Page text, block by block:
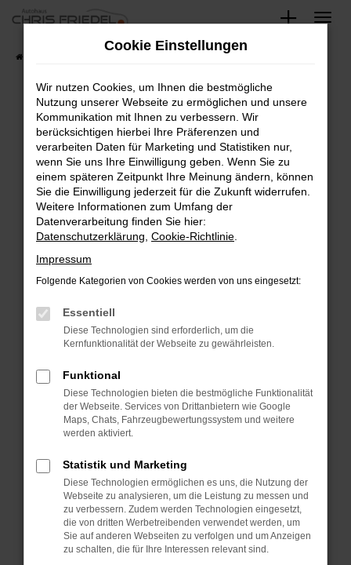
Zum
springen
Fahrzeugsuche
Fehler: Network Error
Beim Laden ist ein Fehler aufgetreten.
Hier sind ein paar Tipps, die dir helfen können:
Überprüfe deine Firewall und deine
Internetverbindung.
Laden andere Webseiten, zum Beispiel deine
Suchmaschine?
Prüfe deine Browsererweiterungen.
können das Laden bestimmter Seiten
verhindern. Funktioniert die Seite in einem
anderen Browser oder in einem privaten
Starte dein Gerät neu.
Das kann manchmal helfen, vorübergehende
Probleme zu beheben.
Betriebssystem auf dem neuesten Stand
sind.
Veraltete Software birgt nicht nur ein
Sicherheitsrisiko, sondern kann auch dazu
führen, dass bestimmte Funktionen nicht mehr
unterstützt werden.
Cookie Einstellungen
Wir nutzen Cookies, um Ihnen die bestmögliche
Nutzung unserer Webseite zu ermöglichen und unsere
Kommunikation mit Ihnen zu verbessern. Wir
berücksichtigen hierbei Ihre Präferenzen und
verarbeiten Daten für Marketing und Statistiken nur,
wenn Sie uns Ihre Einwilligung geben. Wenn Sie zu
einem späteren Zeitpunkt Ihre Meinung ändern, können
Sie die Einwilligung jederzeit für die Zukunft widerrufen.
Weitere Informationen zum Umfang der
Datenverarbeitung finden Sie hier:
Datenschutzerklärung Cookie-Richtlinie
Impressum
Folgende Kategorien von Cookies werden von uns eingesetzt:
Essentiell
Diese Technologien sind erforderlich, um die
Kernfunktionalität der Webseite zu gewährleisten.
Funktional
Diese Technologien bieten die bestmögliche Funktionalität
der Webseite. Services von Drittanbietern wie Google
Maps, Chats, Fahrzeugbewertungssystem und weitere
werden aktiviert.
Statistik und Marketing
Diese Technologien ermöglichen es uns, die Nutzung der
Webseite zu analysieren, um die Leistung zu messen und
zu verbessern. Zudem werden Technologien eingesetzt,
die von dritten Werbetreibenden verwendet werden, um
Sie auf anderen Webseiten zu verfolgen und um Anzeigen
zu schalten, die für Ihre Interessen relevant sind.